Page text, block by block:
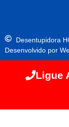
Desentupidora
Desenvolvido por
Ligue